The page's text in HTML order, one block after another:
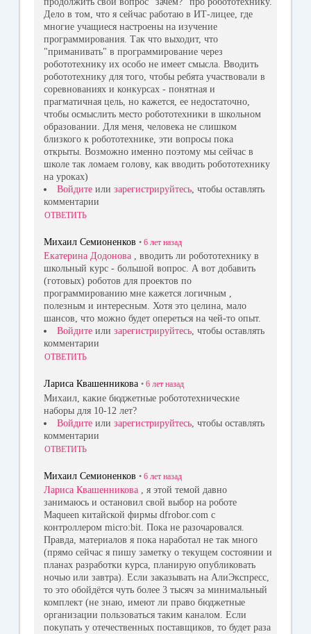
Дело в том, что я сейчас работаю в ИТ-лицее, где
многие учащиеся настроены на изучение
программирования. Так что выходит, что
"приманивать" в программирование через
робототехнику их особо не имеет смысла. Вводить
робототехнику для того, чтобы ребята участвовали в
соревнованиях и конкурсах - понятная и
прагматичная цель, но кажется, ее недостаточно,
чтобы осмыслить место робототехники в школьном
образовании. Для меня, человека не слишком
близкого к робототехнике, эти вопросы пока
открыты. Возможно именно поэтому мы сейчас в
школе так ломаем голову, как вводить робототехнику
на уроках)
Войдите или зарегистрируйтесь , чтобы оставлять
комментарии
ОТВЕТИТЬ
Михаил Семионенков • 6 лет назад
Екатерина Додонова , вводить ли робототехнику в
школьный курс - большой вопрос. А вот добавить
(готовых) роботов для проектов по
программированию мне кажется логичным ,
полезным и интересным. Хотя это целина, мало
шансов, что можно будет опереться на чей-то опыт.
Войдите или зарегистрируйтесь, чтобы оставлять
комментарии
ОТВЕТИТЬ
Лариса Квашенникова • 6 лет назад
Михаил, какие бюджетные робототехнические
наборы для 10-12 лет?
Войдите или зарегистрируйтесь , чтобы оставлять
комментарии
ОТВЕТИТЬ
Михаил Семионенков • 6 лет назад
Лариса Квашенникова , я этой темой давно
занимаюсь и остановил свой выбор на роботе
Maqueen китайской фирмы dfrobor.com с
контроллером micro:bit. Пока не разочаровался.
Правда, материалов я пока наработал не так много
(прямо сейчас я пишу заметку о текущем состоянии и
планах разработки курса, планирую опубликовать
ночью или завтра). Если заказывать на АлиЭкспресс,
то это обойдётся чуть более 3 тысяч за минимальный
комплект (не знаю, имеют ли право бюджетные
организации пользоваться таким каналом. Если
покупать у отечественных поставщиков, то будет раза